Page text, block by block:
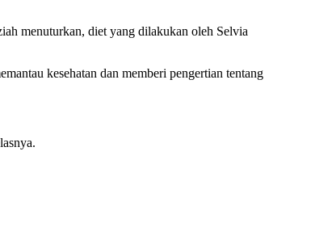
menuturkan, diet yang dilakukan oleh Selvia
kesehatan dan memberi pengertian tentang